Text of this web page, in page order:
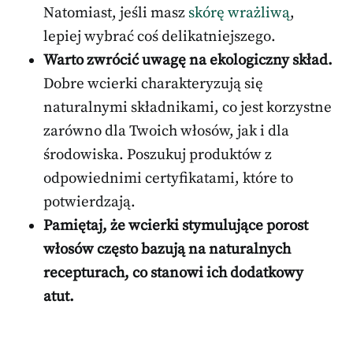
Natomiast, jeśli masz skórę wrażliwą,
lepiej wybrać coś delikatniejszego.
Warto zwrócić uwagę na ekologiczny skład.
Dobre wcierki charakteryzują się
naturalnymi składnikami, co jest korzystne
zarówno dla Twoich włosów, jak i dla
środowiska. Poszukuj produktów z
odpowiednimi certyfikatami, które to
potwierdzają.
Pamiętaj, że wcierki stymulujące porost
włosów często bazują na naturalnych
recepturach, co stanowi ich dodatkowy
atut.